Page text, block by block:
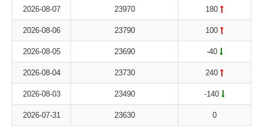
2026-08-07 23970 180
2026-08-06 23790 100
2026-08-05 23690 -40
2026-08-04 23730 240
2026-08-03 23490 -140
2026-07-31 23630 0